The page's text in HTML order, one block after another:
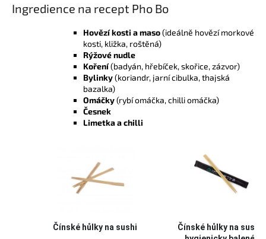
Ingredience na recept Pho Bo
Hovězí kosti a maso(ideálně hovězí morkové
kosti, kližka, roštěná)
Rýžové nudle
Koření(badyán, hřebíček, skořice, zázvor)
Bylinky(koriandr, jarní cibulka, thajská
bazalka)
Omáčky(rybí omáčka, chilli omáčka)
Česnek
Limetka a chilli